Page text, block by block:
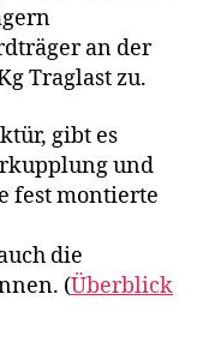
an der
Traglast zu.
gibt es
und
fest montierte
die
(Überblick